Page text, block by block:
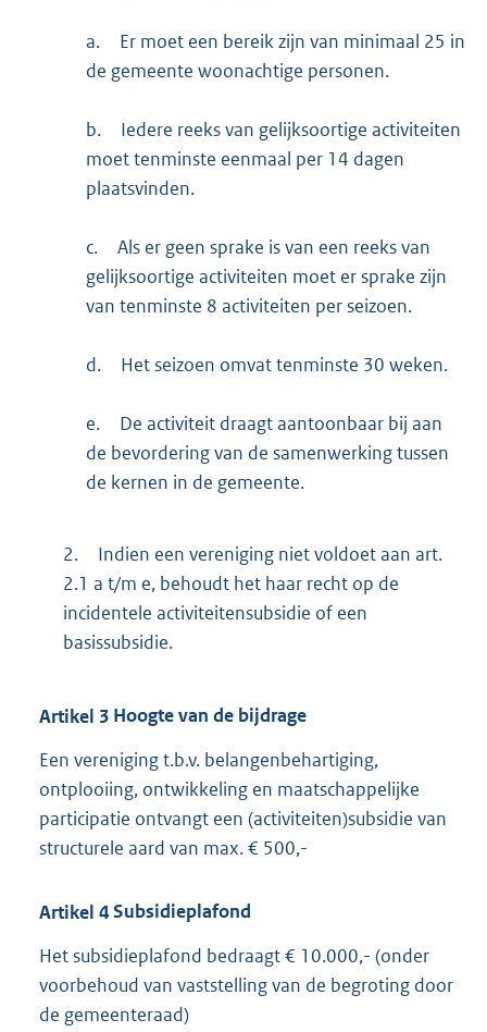
a.
Er moet een bereik zijn van minimaal 25 in
de gemeente woonachtige personen.
b.
Iedere reeks van gelijksoortige activiteiten
moet tenminste eenmaal per 14 dagen
plaatsvinden.
c.
Als er geen sprake is van een reeks van
gelijksoortige activiteiten moet er sprake zijn
van tenminste 8 activiteiten per seizoen.
d. Het seizoen omvat tenminste 30 weken.
e.
De activiteit draagt aantoonbaar bij aan
de bevordering van de samenwerking tussen
de kernen in de gemeente.
2.
Indien een vereniging niet voldoet aan art.
2.1 a t/m e, behoudt het haar recht op de
incidentele activiteitensubsidie of een
basissubsidie.
Artikel 3 Hoogte van de bijdrage
Een vereniging t.b.v. belangenbehartiging,
ontplooiing, ontwikkeling en maatschappelijke
participatie ontvangt een (activiteiten)subsidie van
structurele aard van max. € 500,-
Artikel 4Subsidieplafond
Het subsidieplafond bedraagt € 10.000,- (onder
voorbehoud van vaststelling van de begroting door
de gemeenteraad)